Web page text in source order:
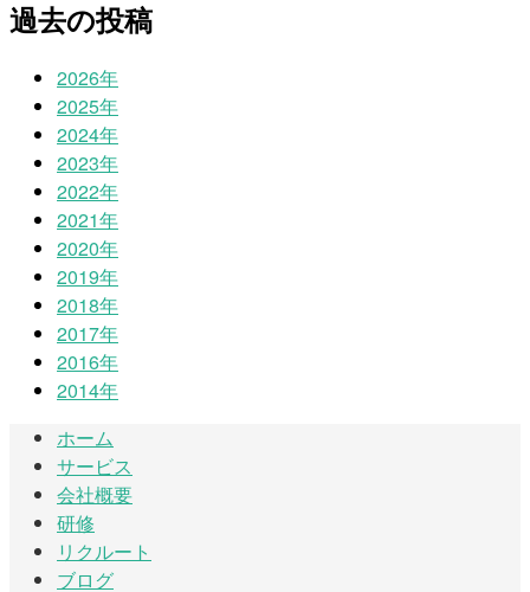
過去の投稿
2026年
2025年
2024年
2023年
2022年
2021年
2020年
2019年
2018年
2017年
2016年
2014年
ホーム
サービス
会社概要
研修
リクルート
ブログ